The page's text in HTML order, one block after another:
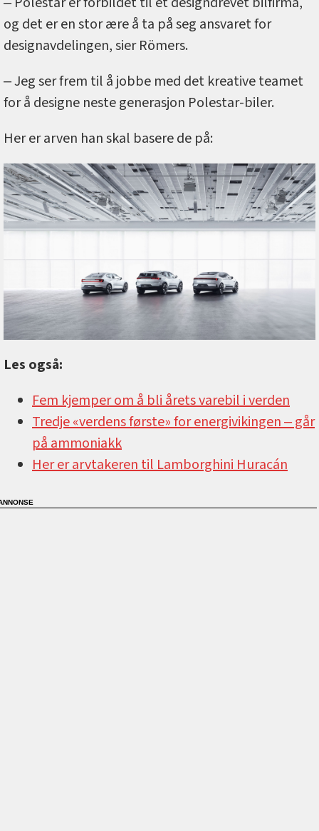
og det er en stor ære å ta på seg ansvaret for
designavdelingen, sier Römers.
‒ Jeg ser frem til å jobbe med det kreative teamet
for å designe neste generasjon Polestar-biler.
Her er arven han skal basere de på:
Les også:
Fem kjemper om å bli årets varebil i verden
Tredje «verdens første» for energivikingen ‒ går
på ammoniakk
Her er arvtakeren til Lamborghini Huracán